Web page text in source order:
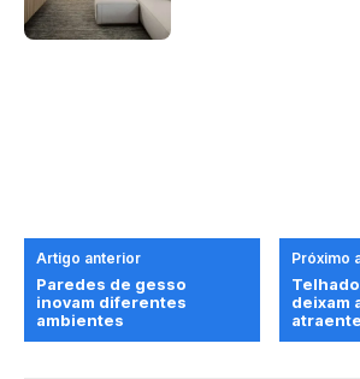
Artigo anterior
Paredes de gesso
inovam diferentes
ambientes
Próximo
deixam
atraente